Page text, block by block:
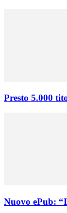
Presto 5.000
Nuovo ePub: